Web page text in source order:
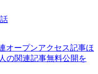
オープンアクセス記事ほ
の関連記事無料公開を